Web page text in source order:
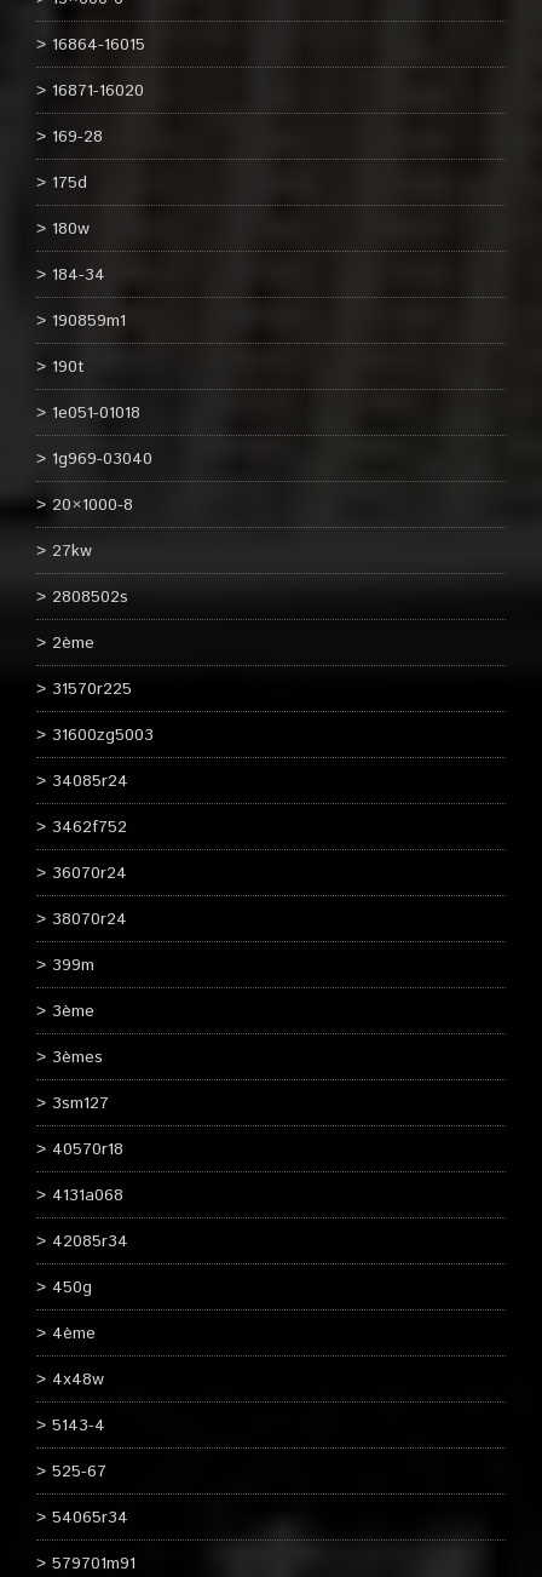
16864-16015
16871-16020
169-28
175d
180w
184-34
190859m1
190t
1e051-01018
1g969-03040
20×1000-8
27kw
2808502s
2ème
31570r225
31600zg5003
34085r24
3462f752
36070r24
38070r24
399m
3ème
3èmes
3sm127
40570r18
4131a068
42085r34
450g
4ème
4x48w
5143-4
525-67
54065r34
579701m91